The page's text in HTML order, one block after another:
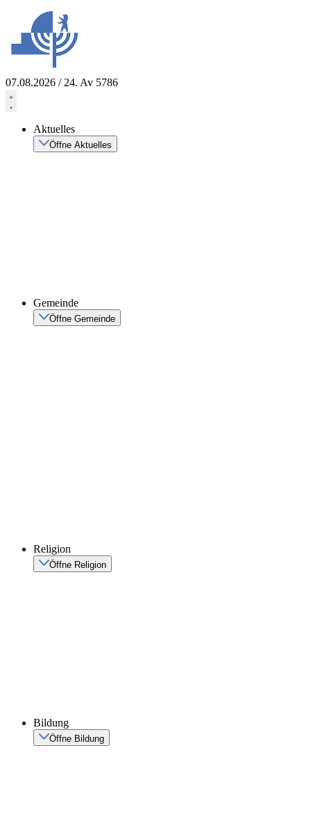
springen
07.08.2026 / 24. Av 5786
Aktuelles
Öffne Aktuelles
Gemeinde
Öffne Gemeinde
Religion
Öffne Religion
Bildung
Öffne Bildung